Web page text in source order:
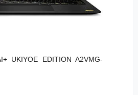
UKIYOE EDITION A2VMG-